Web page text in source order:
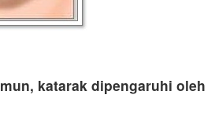
katarak dipengaruhi oleh